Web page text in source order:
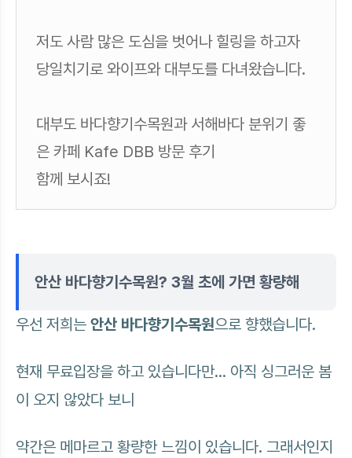
저도 사람 많은 도심을 벗어나 힐링을 하고자
당일치기로 와이프와 대부도를 다녀왔습니다.
대부도 바다향기수목원과 서해바다 분위기 좋
은 카페 Kafe DBB 방문 후기
함께 보시죠!
안산 바다향기수목원? 3월 초에 가면 황량해
우선 저희는 안산 바다향기수목원으로 향했습니다.
현재 무료입장을 하고 있습니다만... 아직 싱그러운 봄
이 오지 않았다 보니
약간은 메마르고 황량한 느낌이 있습니다. 그래서인지